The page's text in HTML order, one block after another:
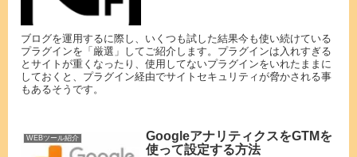
ブログを運用するに際し、いくつも試した結果今も使い続けている
プラグインを「厳選」してご紹介します。プラグインは入れすぎる
とサイトが重くなったり、使用してないプラグインをいれたままに
しておくと、プラグイン経由でサイトセキュリティが脅かされる事
もあるそうです。
WEBツール紹介
GoogleアナリティクスをGTMを
使って設定する方法